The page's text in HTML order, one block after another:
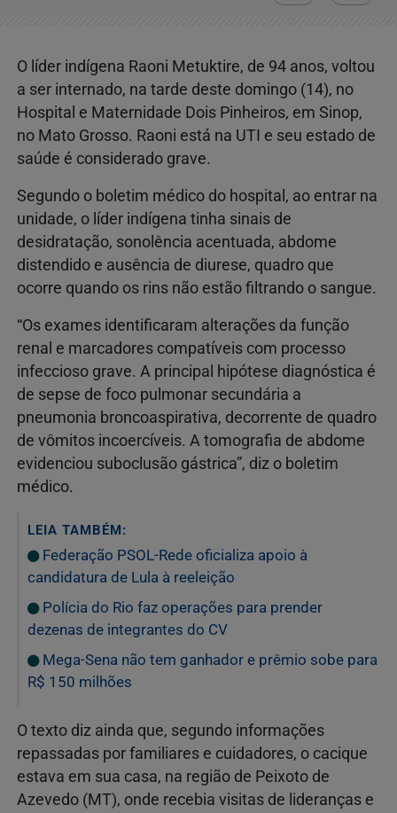
O líder indígena Raoni Metuktire, de 94 anos, voltou
a ser internado, na tarde deste domingo (14), no
Hospital e Maternidade Dois Pinheiros, em Sinop,
no Mato Grosso. Raoni está na UTI e seu estado de
saúde é considerado grave.
Segundo o boletim médico do hospital, ao entrar na
unidade, o líder indígena tinha sinais de
desidratação, sonolência acentuada, abdome
distendido e ausência de diurese, quadro que
ocorre quando os rins não estão filtrando o sangue.
“Os exames identificaram alterações da função
renal e marcadores compatíveis com processo
infeccioso grave. A principal hipótese diagnóstica é
de sepse de foco pulmonar secundária a
pneumonia broncoaspirativa, decorrente de quadro
de vômitos incoercíveis. A tomografia de abdome
evidenciou suboclusão gástrica”, diz o boletim
médico.
LEIA TAMBÉM:
Federação PSOL-Rede oficializa apoio à
candidatura de Lula à reeleição
Polícia do Rio faz operações para prender
dezenas de integrantes do CV
Mega-Sena não tem ganhador e prêmio sobe para
R$ 150 milhões
O texto diz ainda que, segundo informações
repassadas por familiares e cuidadores, o cacique
estava em sua casa, na região de Peixoto de
Azevedo (MT), onde recebia visitas de lideranças e